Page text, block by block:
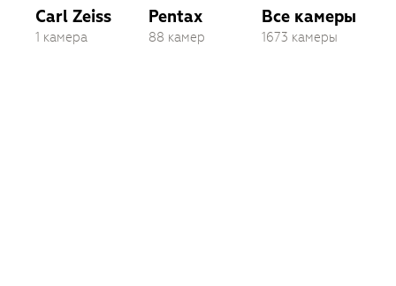
Carl Zeiss
1 камера
Pentax
88 камер
Все камеры
1673 камеры